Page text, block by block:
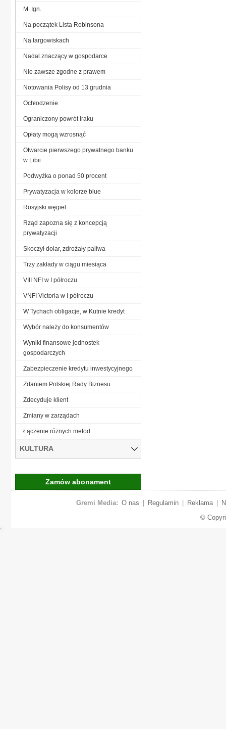
M. Ign.
Na początek Lista Robinsona
Na targowiskach
Nadal znaczący w gospodarce
Nie zawsze zgodne z prawem
Notowania Polisy od 13 grudnia
Ochłodzenie
Ograniczony powrót Iraku
Opłaty mogą wzrosnąć
Otwarcie pierwszego prywatnego banku
w Libii
Podwyżka o ponad 50 procent
Prywatyzacja w kolorze blue
Rosyjski węgiel
Rząd zapozna się z koncepcją
prywatyzacji
Skoczył dolar, zdrożały paliwa
Trzy zakłady w ciągu miesiąca
VIII NFI w I półroczu
VNFI Victoria w I półroczu
W Tychach obligacje, w Kutnie kredyt
Wybór należy do konsumentów
Wyniki finansowe jednostek
gospodarczych
Zabezpieczenie kredytu inwestycyjnego
Zdaniem Polskiej Rady Biznesu
Zdecyduje klient
Zmiany w zarządach
Łączenie różnych metod
KULTURA
Zamów abonament
Gremi Media: O nas Regulamin Reklama
©